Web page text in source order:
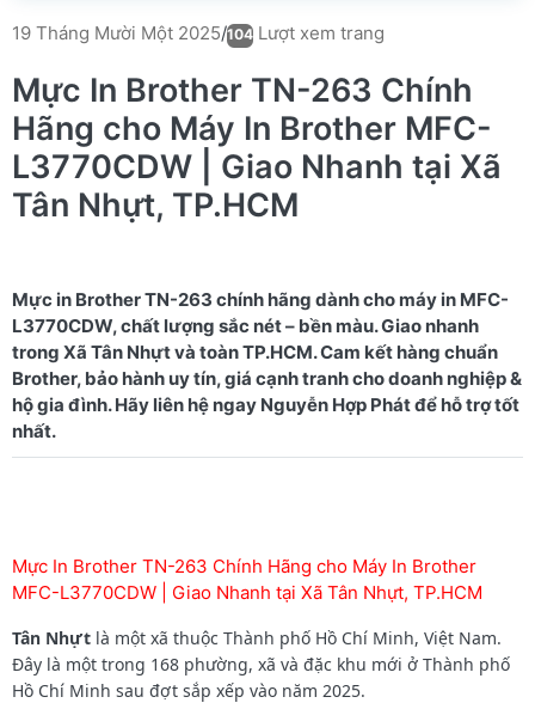
19 Tháng Mười Một 2025/104 Lượt xem trang
Mực In Brother TN-263 Chính
Hãng cho Máy In Brother MFC-
L3770CDW | Giao Nhanh tại Xã
Tân Nhựt, TP.HCM
Mực in Brother TN-263 chính hãng dành cho máy in MFC-
L3770CDW, chất lượng sắc nét – bền màu. Giao nhanh
trong Xã Tân Nhựt và toàn TP.HCM. Cam kết hàng chuẩn
Brother, bảo hành uy tín, giá cạnh tranh cho doanh nghiệp &
hộ gia đình. Hãy liên hệ ngay Nguyễn Hợp Phát để hỗ trợ tốt
Mực In Brother TN-263 Chính Hãng cho Máy In Brother
MFC-L3770CDW | Giao Nhanh tại Xã Tân Nhựt, TP.HCM
Tân Nhựt là một xã thuộc Thành phố Hồ Chí Minh, Việt Nam.
Đây là một trong 168 phường, xã và đặc khu mới ở Thành phố
Hồ Chí Minh sau đợt sắp xếp vào năm 2025.